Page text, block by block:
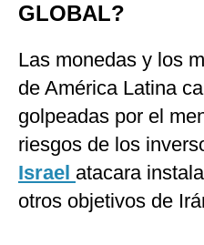
GLOBAL?
Las monedas y los
de América Latina
golpeadas por el
riesgos de los
Israel atacara
otros objetivos de